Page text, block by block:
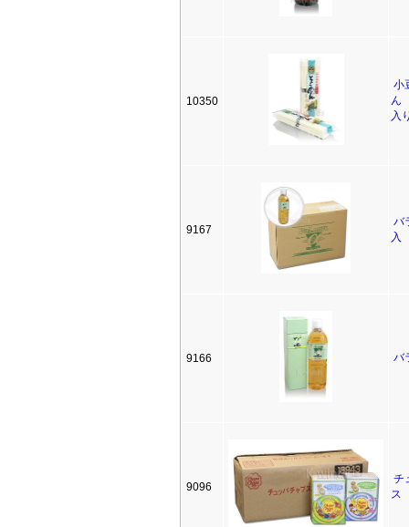
10350
小
ん
入
9167
バ
入
9166 バ
9096
チ
ス